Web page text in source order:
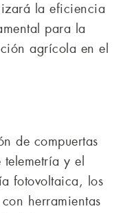
la eficiencia
para la
agrícola en el
de compuertas
telemetría y el
fotovoltaica, los
herramientas